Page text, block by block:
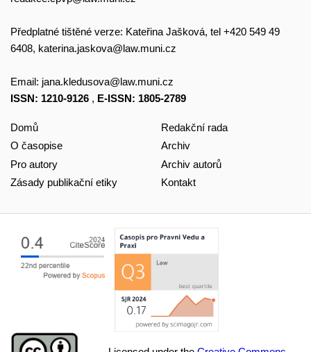
Předplatné tištěné verze: Kateřina Jašková, tel +420 549 49
6408, katerina.jaskova@law.muni.cz
Email: jana.kledusova@law.muni.cz
ISSN: 1210-9126 , E-ISSN: 1805-2789
Domů
O časopise
Pro autory
Zásady publikační etiky
Redakční rada
Archiv
Archiv autorů
Kontakt